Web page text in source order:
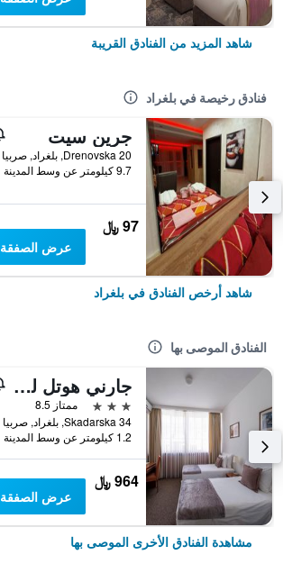
شاهد المزيد من الفنادق القريبة
فنادق رخيصة في بلغراد
جرين سيت
20 Drenovska, بلغراد, صربيا
9.7 كيلومتر عن وسط المدينة
97 ﷼
عرض الصفقة
شاهد أرخص الفنادق في بلغراد
الفنادق الموصى بها
جارني هوتل لو بيتي بياف
3 نجوم
ممتاز 8.5
Skadarska 34, بلغراد, صربيا
1.2 كيلومتر عن وسط المدينة
964 ﷼
عرض الصفقة
مشاهدة الفنادق الأخرى الموصى بها